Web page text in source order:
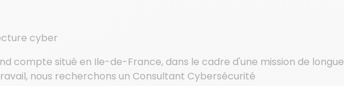
cyber
compte situé en Ile-de-France, dans le cadre d'une mission de longue
nous recherchons un Consultant Cybersécurité